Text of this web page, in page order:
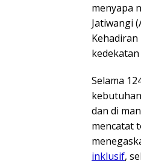
menyapa
Jatiwangi
Selama
dan di
mencatat
inklusif,